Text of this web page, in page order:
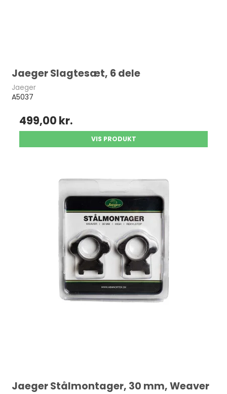
Jaeger Slagtesæt, 6 dele
Jaeger
A5037
499,00 kr.
VIS PRODUKT
Jaeger Stålmontager, 30 mm, Weaver